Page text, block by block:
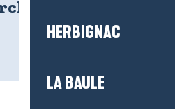
HERBIGNAC
LA BAULE